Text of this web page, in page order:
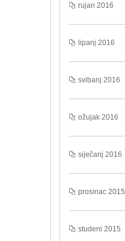
rujan 2016
lipanj 2016
svibanj 2016
ožujak 2016
siječanj 2016
prosinac 2015
studeni 2015